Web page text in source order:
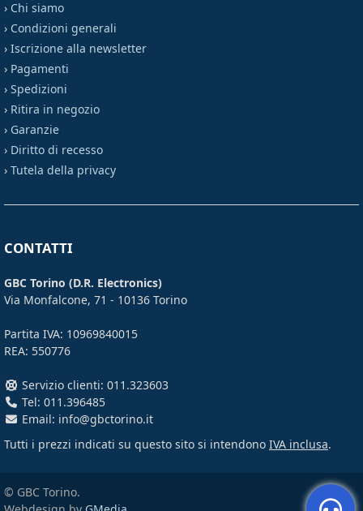
› Chi siamo
› Condizioni generali
› Iscrizione alla newsletter
› Pagamenti
› Spedizioni
› Ritira in negozio
› Garanzie
› Diritto di recesso
› Tutela della privacy
CONTATTI
GBC Torino (D.R. Electronics)
Via Monfalcone, 71 - 10136 Torino
Partita IVA: 10969840015
REA: 550776
Servizio clienti: 011.323603
Tel: 011.396485
Email: info@gbctorino.it
Tutti i prezzi indicati su questo sito si intendono IVA inclusa.
© GBC Torino.